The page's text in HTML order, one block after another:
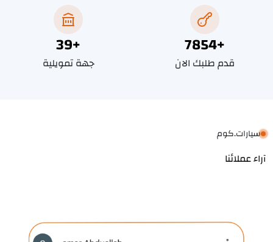
8928+
قدم طلبك الان
45+
جهة تمويلية
سيارات.كوم
آراء عملائنا